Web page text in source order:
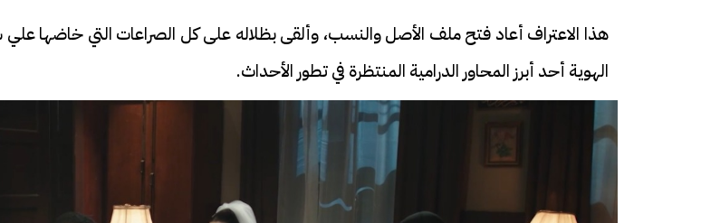
هذا الاعتراف أعاد فتح ملف الأصل والنسب، وألقى بظلاله على كل الصراعات التي خاضها
الهوية أحد أبرز المحاور الدرامية المنتظرة في تطور الأحداث.